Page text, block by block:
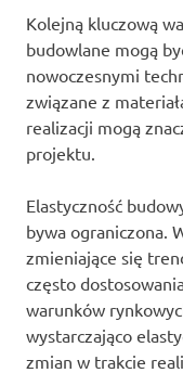
Kolejną kluczową
budowlane mogą
nowoczesnymi
związane z
realizacji mogą
projektu.
Elastyczność
bywa ograniczona.
zmieniające się
często
warunków
wystarczająco
zmian w trakcie